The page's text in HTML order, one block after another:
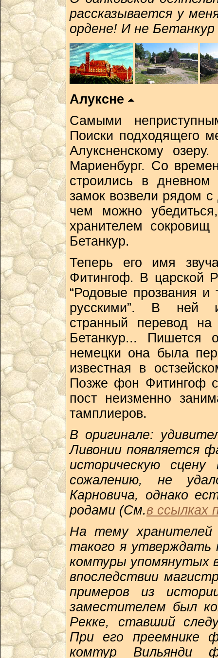
рассказывается у
ордене! И не
Алуксне
Самыми
Поиски подходящего
Алуксненскому
Мариенбург. Со
строились в дневном
замок возвели рядом
чем можно
хранителем
Бетанкур.
Теперь его имя
Фитингоф. В царской
“Родовые прозвания
русскими”. В ней
странный перевод
Бетанкур... Пишется
немецки она была
известная в
Позже фон Фитингоф
пост неизменно
тамплиеров.
В оригинале:
Ливонии появляется
историческую
сожалению, не
Карновича, однако
родами (См.в ссылках
На тему
такого я утверждать
комтуры упомянутых
впоследствии
примеров из
заместителем был
Рекке, ставший
При его преемнике
комтур Вильянди